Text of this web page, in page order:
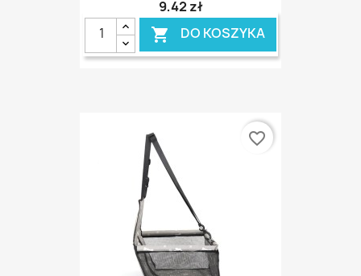
9,42 zł
 DO KOSZYKA
favorite_border